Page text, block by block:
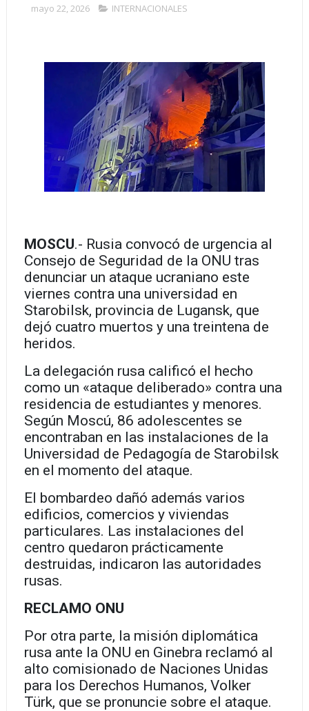
mayo 22, 2026 INTERNACIONALES
MOSCU.- Rusia convocó de urgencia al
Consejo de Seguridad de la ONU tras
denunciar un ataque ucraniano este
viernes contra una universidad en
Starobilsk, provincia de Lugansk, que
dejó cuatro muertos y una treintena de
heridos.
La delegación rusa calificó el hecho
como un «ataque deliberado» contra una
residencia de estudiantes y menores.
Según Moscú, 86 adolescentes se
encontraban en las instalaciones de la
Universidad de Pedagogía de Starobilsk
en el momento del ataque.
El bombardeo dañó además varios
edificios, comercios y viviendas
particulares. Las instalaciones del
centro quedaron prácticamente
destruidas, indicaron las autoridades
rusas.
RECLAMO ONU
Por otra parte, la misión diplomática
rusa ante la ONU en Ginebra reclamó al
alto comisionado de Naciones Unidas
para los Derechos Humanos, Volker
Türk, que se pronuncie sobre el ataque.